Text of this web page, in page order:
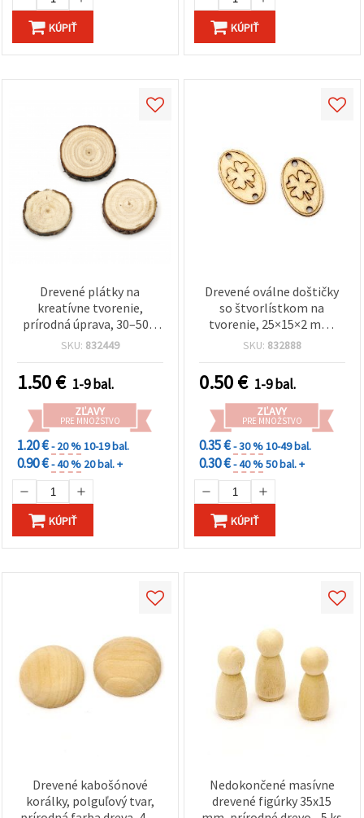
KÚPIŤ KÚPIŤ
Drevené plátky na
kreatívne tvorenie,
prírodná úprava, 30–50 ×
10 mm – mix veľkostí,
SKU: 832449
1.50€ 1-9 bal.
ZĽAVY
PRE MNOŽSTVO
1.20 €- 20 %10-19 bal.
0.90 €- 40 % 20 bal. +
KÚPIŤ
Drevené oválne doštičky
so štvorlístkom na
tvorenie, 25×15×2 mm,
otvory: 2 mm – 10 ks
SKU: 832888
0.50€ 1-9 bal.
ZĽAVY
PRE MNOŽSTVO
0.35 €- 30 %10-49 bal.
0.30 €- 40 %50 bal. +
KÚPIŤ
Drevené kabošónové
korálky, polguľový tvar,
Nedokončené masívne
drevené figúrky 35x15